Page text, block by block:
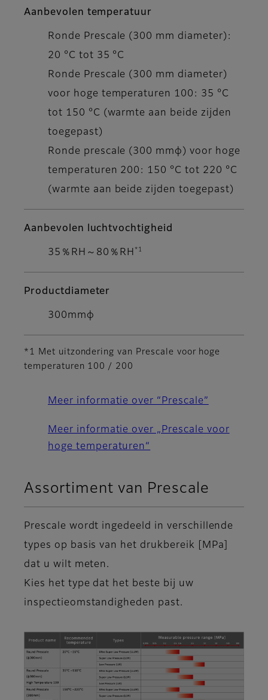
Aanbevolen temperatuur
Ronde Prescale (300 mm diameter):
20 °C tot 35 °C
Ronde Prescale (300 mm diameter)
voor hoge temperaturen 100: 35 °C
tot 150 °C (warmte aan beide zijden
toegepast)
Ronde prescale (300 mmφ) voor hoge
temperaturen 200: 150 °C tot 220 °C
(warmte aan beide zijden toegepast)
Aanbevolen luchtvochtigheid
35％RH～80％RH *1
Productdiameter
300mmφ
*1 Met uitzondering van Prescale voor hoge
temperaturen 100 / 200
Meer informatie over “Prescale”
Meer informatie over „Prescale voor
hoge temperaturen“
Assortiment van Prescale
Prescale wordt ingedeeld in verschillende
types op basis van het drukbereik [MPa]
dat u wilt meten.
Kies het type dat het beste bij uw
inspectieomstandigheden past.